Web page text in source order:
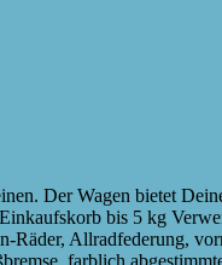
Der Wagen bietet
bis 5 kg
Allradfederung,
farblich